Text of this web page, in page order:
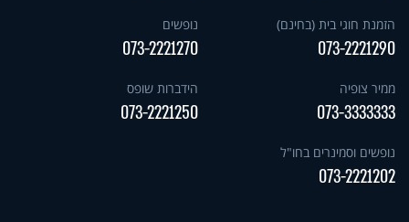
הזמנת חוגי בית (בחינם)
073-2221290
נופשים
073-2221270
ממיר צופיה
073-3333333
הידברות שופס
073-2221250
נופשים וסמינרים בחו"ל
073-2221202